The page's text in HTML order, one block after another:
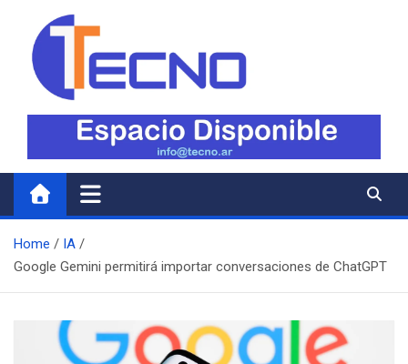
content
Tecno
Todo lo nuevo en Tecnología
Home
IA
Google Gemini permitirá importar conversaciones de ChatGPT